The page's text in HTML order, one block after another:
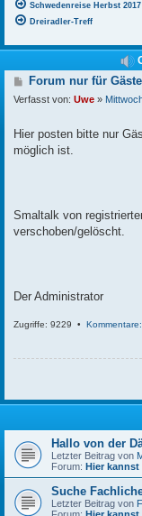
Schwedenreise Herbst 2017
Dreiradler-Treff
B
e
i
r
a
g
Forum nur für
Verfasst von: Uwe »
Hier posten bitte nur
möglich ist.
Smaltalk von
verschoben/gelöscht.
Der Administrator
Zugriffe: 9229 •
Hallo von der
Letzter Beitrag von
Forum: Hier kannst
Suche
Letzter Beitrag von